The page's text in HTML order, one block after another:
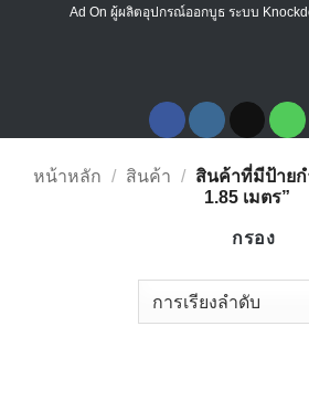
Ad On ผู้ผลิตอุปกรณ์ออกบูธ ระบบ
หน้าหลัก / สินค้า /
สินค้าที่มีป้ายก
1.85 เมตร”
กรอง